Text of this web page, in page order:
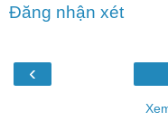
Đăng nhận xét
‹